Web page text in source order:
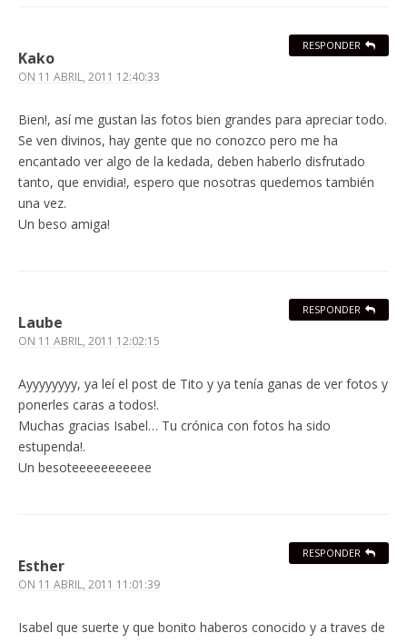
Kako
ON 11 ABRIL, 2011 12:40:33
Bien!, así me gustan las fotos bien grandes para apreciar todo.
Se ven divinos, hay gente que no conozco pero me ha
encantado ver algo de la kedada, deben haberlo disfrutado
tanto, que envidia!, espero que nosotras quedemos también
una vez.
Un beso amiga!
RESPONDER
Laube
ON 11 ABRIL, 2011 12:02:15
Ayyyyyyyy, ya leí el post de Tito y ya tenía ganas de ver fotos y
ponerles caras a todos!.
Muchas gracias Isabel… Tu crónica con fotos ha sido
estupenda!.
Un besoteeeeeeeeeee
RESPONDER
Esther
ON 11 ABRIL, 2011 11:01:39
Isabel que suerte y que bonito haberos conocido y a traves de
RESPONDER